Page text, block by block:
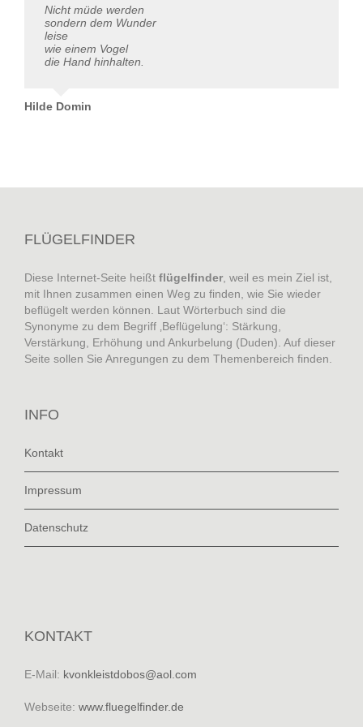
Nicht müde werden
sondern dem Wunder
leise
wie einem Vogel
die Hand hinhalten.
Hilde Domin
FLÜGELFINDER
Diese Internet-Seite heißt flügelfinder , weil es mein Ziel ist,
mit Ihnen zusammen einen Weg zu finden, wie Sie wieder
beflügelt werden können. Laut Wörterbuch sind die
Synonyme zu dem Begriff ‚Beflügelung‘: Stärkung,
Verstärkung, Erhöhung und Ankurbelung (Duden). Auf dieser
Seite sollen Sie Anregungen zu dem Themenbereich finden.
INFO
Kontakt
Impressum
Datenschutz
KONTAKT
E-Mail: kvonkleistdobos@aol.com
Webseite: www.fluegelfinder.de